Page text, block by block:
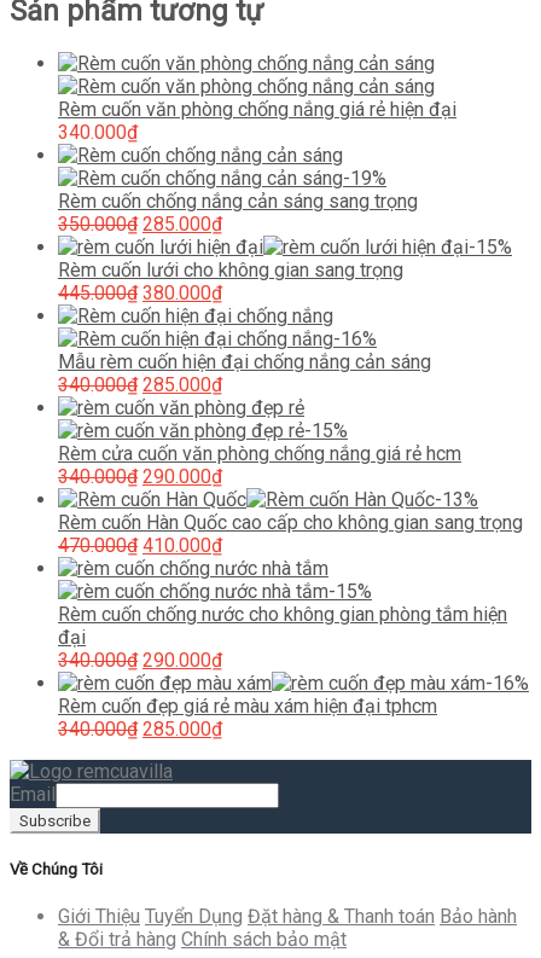
Sản phẩm tương tự
Rèm cuốn văn phòng chống nắng giá rẻ hiện đại
340.000₫
-19%
Rèm cuốn chống nắng cản sáng sang trọng
350.000₫ Giá
gốc
là:
350.000₫.
285.000₫Giá
hiện
tại
là:
285.000₫.
-15%
Rèm cuốn lưới cho không gian sang trọng
445.000₫ Giá
gốc
là:
445.000₫.
380.000₫Giá
hiện
tại
là:
380.000₫.
-16%
Mẫu rèm cuốn hiện đại chống nắng cản sáng
340.000₫ Giá
gốc
là:
340.000₫.
285.000₫Giá
hiện
tại
là:
285.000₫.
-15%
Rèm cửa cuốn văn phòng chống nắng giá rẻ hcm
340.000₫ Giá
gốc
là:
340.000₫.
290.000₫Giá
hiện
tại
là:
290.000₫.
-13%
Rèm cuốn Hàn Quốc cao cấp cho không gian sang trọng
470.000₫ Giá
gốc
là:
470.000₫.
410.000₫Giá
hiện
tại
là:
-15%
Rèm cuốn chống nước cho không gian phòng tắm hiện
đại
340.000₫ Giá
gốc
là:
340.000₫.
290.000₫Giá
hiện
tại
là:
-16%
Rèm cuốn đẹp giá rẻ màu xám hiện đại tphcm
340.000₫ Giá
là:
285.000₫Giá
Email
Về Chúng Tôi
Giới Thiệu Tuyển Dụng Đặt hàng & Thanh toán Bảo hành
& Đổi trả hàng Chính sách bảo mật